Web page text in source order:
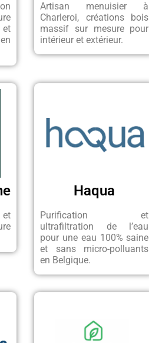
Artisan menuisier à
Charleroi, créations bois
massif sur mesure pour
intérieur et extérieur.
Haqua
Purification et
ultrafiltration de l’eau
pour une eau 100% saine
et sans micro-polluants
en Belgique.